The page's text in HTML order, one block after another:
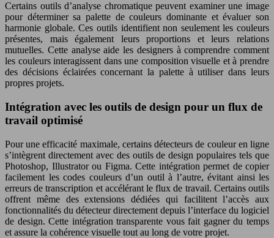
Certains outils d’analyse chromatique peuvent examiner une image
pour déterminer sa palette de couleurs dominante et évaluer son
harmonie globale. Ces outils identifient non seulement les couleurs
présentes, mais également leurs proportions et leurs relations
mutuelles. Cette analyse aide les designers à comprendre comment
les couleurs interagissent dans une composition visuelle et à prendre
des décisions éclairées concernant la palette à utiliser dans leurs
propres projets.
Intégration avec les outils de design pour un flux de
travail optimisé
Pour une efficacité maximale, certains détecteurs de couleur en ligne
s’intègrent directement avec des outils de design populaires tels que
Photoshop, Illustrator ou Figma. Cette intégration permet de copier
facilement les codes couleurs d’un outil à l’autre, évitant ainsi les
erreurs de transcription et accélérant le flux de travail. Certains outils
offrent même des extensions dédiées qui facilitent l’accès aux
fonctionnalités du détecteur directement depuis l’interface du logiciel
de design. Cette intégration transparente vous fait gagner du temps
et assure la cohérence visuelle tout au long de votre projet.